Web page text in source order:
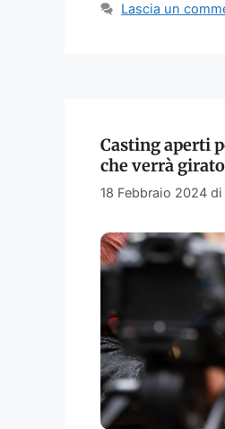
Lascia un
Casting aperti
che verrà
18 Febbraio 2024 di